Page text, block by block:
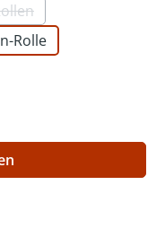
verfügbar.)
Option ist zurzeit nicht
verfügbar.)
Rolle
gewünschten